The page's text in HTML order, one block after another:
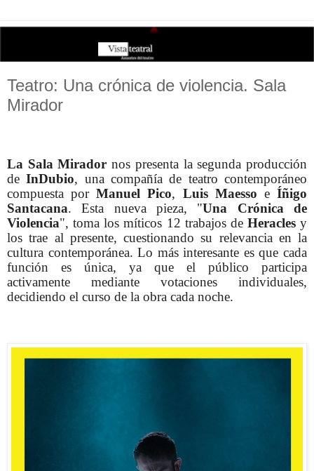
Teatro: Una crónica de violencia. Sala
Mirador
La Sala Mirador nos presenta la segunda producción
deInDubio, una compañía de teatro contemporáneo
compuesta porManuel Pico, Luis Maesso eÍñigo
Santacana. Esta nueva pieza, "Una Crónica de
Violencia", toma los míticos 12 trabajos de Heraclesy
los trae al presente, cuestionando su relevancia en la
cultura contemporánea. Lo más interesante es que cada
función es única, ya que el público participa
activamente mediante votaciones individuales,
decidiendo el curso de la obra cada noche.